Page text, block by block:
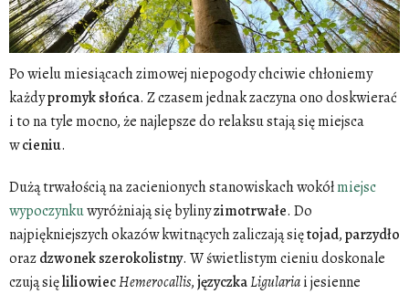
Po wielu miesiącach zimowej niepogody chciwie chłoniemy
każdypromyksłońca. Z czasem jednak zaczyna ono doskwierać
i to na tyle mocno, że najlepsze do relaksu stają się miejsca
wcieniu.
Dużą trwałością na zacienionych stanowiskach wokółmiejsc
wypoczynkuwyróżniają się bylinyzimotrwałe. Do
najpiękniejszych okazów kwitnących zaliczają siętojad,parzydło
orazdzwonekszerokolistny. W świetlistym cieniu doskonale
czują sięliliowiecHemerocallis,języczkaLigulariai jesienne